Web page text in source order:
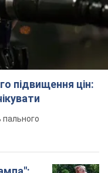
підвищення цін:
пального